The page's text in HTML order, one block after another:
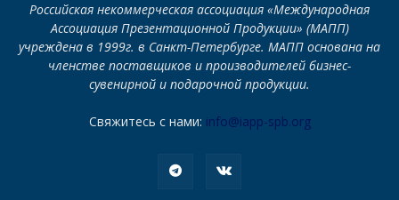
Российская некоммерческая ассоциация «Международная
Ассоциация Презентационной Продукции» (МАПП)
учреждена в 1999г. в Санкт-Петербурге. МАПП основана на
членстве поставщиков и производителей бизнес-
сувенирной и подарочной продукции.
Свяжитесь с нами: info@iapp-spb.org